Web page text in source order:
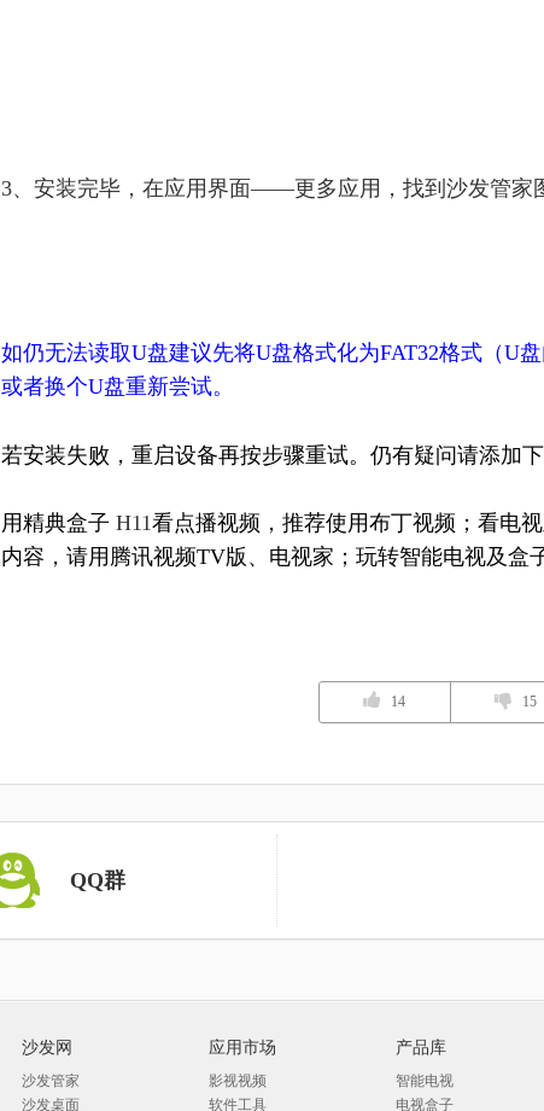
3、安装完毕，在应用界面——更多应用，找到沙发管家
如仍无法读取U盘建议先将U盘格式化为FAT32格式（U
或者换个U盘重新尝试。
若安装失败，重启设备再按步骤重试。仍有疑问请添加下
用精典盒子 H11看点播视频，推荐使用布丁视频 ；看电
内容，请用 腾讯视频TV版 、 电视家 ；玩转智能电视及盒
14 15
QQ群
沙发网
沙发管家
沙发桌面
应用市场
影视视频
软件工具
产品库
智能电视
电视盒子